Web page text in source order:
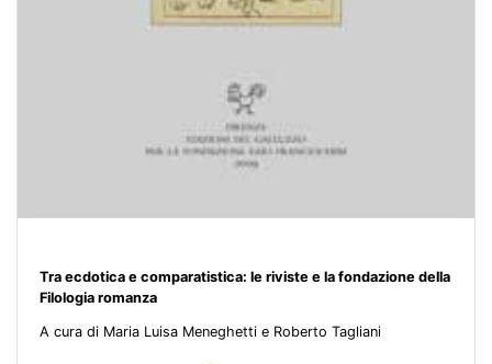
Tra ecdotica e comparatistica: le riviste e la fondazione della
Filologia romanza
A cura di Maria Luisa Meneghetti e Roberto Tagliani